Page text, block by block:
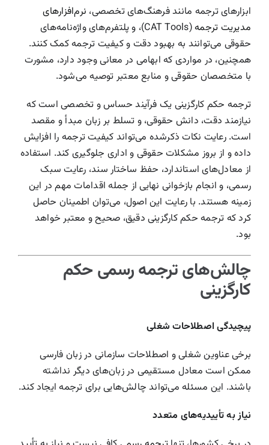
ابزارهای ترجمه مانند فرهنگ‌های تخصصی، نرم‌افزارهای
مدیریت ترجمه
(CAT Tools)، و پلتفرم‌های واژه‌نامه‌های
حقوقی می‌توانند به بهبود دقت و کیفیت ترجمه کمک کنند.
همچنین، در مواردی که ابهامی در معانی وجود دارد، مشورت
با متخصصان حقوقی و منابع معتبر توصیه می‌شود.
ترجمه حکم کارگزینی یک فرآیند حساس و تخصصی است که
نیازمند دقت، دانش حقوقی، و تسلط بر زبان مبدأ و مقصد
است. رعایت نکات ذکرشده می‌تواند کیفیت ترجمه را افزایش
داده و از بروز مشکلات حقوقی و اداری جلوگیری کند. استفاده
از معادل‌های استاندارد، حفظ ساختار سند، رعایت سبک
رسمی، و انجام بازخوانی نهایی از جمله اقدامات مهم در این
زمینه هستند. با رعایت این اصول، می‌توان اطمینان حاصل
کرد که ترجمه حکم کارگزینی دقیق، صحیح و معتبر خواهد
بود.
چالش‌های ترجمه رسمی حکم
کارگزینی
پیچیدگی اصطلاحات شغلی
برخی عناوین شغلی و اصطلاحات سازمانی در زبان فارسی
ممکن است معادل مستقیمی در زبان‌های دیگر نداشته
باشند. این مسئله می‌تواند چالش‌هایی برای ترجمه ایجاد کند.
نیاز به تأییدیه‌های متعدد